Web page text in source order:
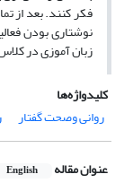
فکر کنند. بعد از
نوشتاری بودن
زبان آموزی در
کلیدواژه‌ها
روانی وصحت گفتار
عنوان مقاله English